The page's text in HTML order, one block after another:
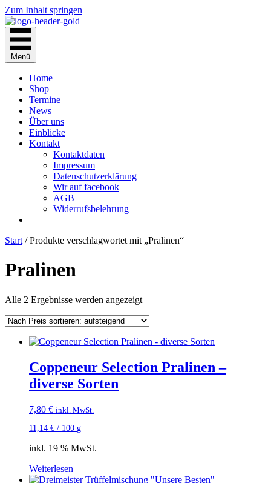
Zum Inhalt springen
Menü
Home
Shop
Termine
News
Über uns
Einblicke
Kontakt
Kontaktdaten
Impressum
Datenschutzerklärung
Wir auf facebook
AGB
Widerrufsbelehrung
Start / Produkte verschlagwortet mit „Pralinen“
Pralinen
Alle 2 Ergebnisse werden angezeigtNach
sortiert:
Coppeneur Selection Pralinen –
diverse Sorten
7,80 € inkl. MwSt.
11,14 € / 100 g
inkl. 19 % MwSt.
Weiterlesen